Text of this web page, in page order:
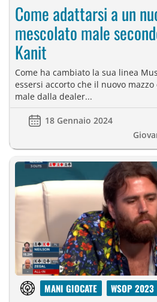
Come adattarsi a un
mescolato male
Kanit
Come ha cambiato la sua linea
essersi accorto che il nuovo
male dalla dealer...
18 Gennaio 2024
MANI GIOCATE WSOP 2023